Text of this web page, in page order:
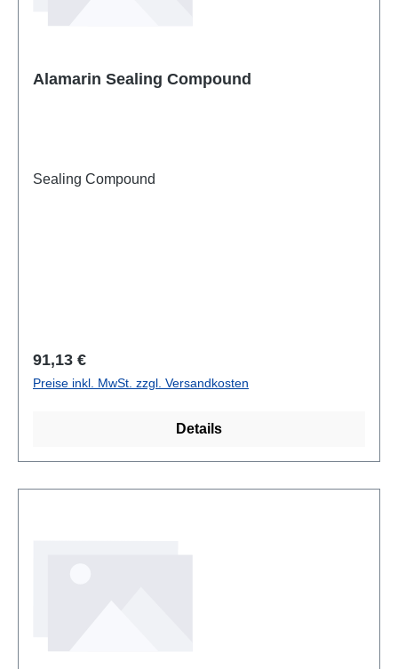
Alamarin Sealing Compound
Sealing Compound
Regulärer Preis:
91,13 €
Preise inkl. MwSt. zzgl. Versandkosten
Details